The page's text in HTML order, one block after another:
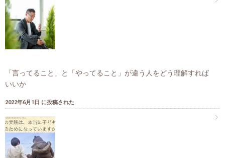
「言ってること」と「やってること」が違う人をどう理解すれば
いいか
2022年6月1日 に投稿された